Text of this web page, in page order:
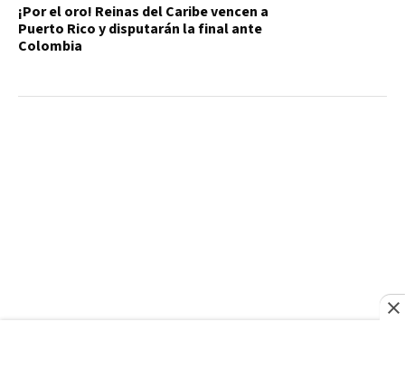
¡Por el oro! Reinas del Caribe vencen a
Puerto Rico y disputarán la final ante
Colombia